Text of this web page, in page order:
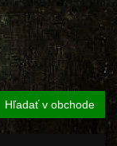
Hľadať v obchode